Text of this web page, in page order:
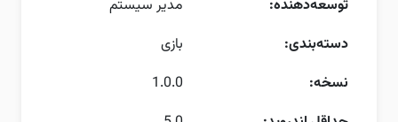
توسعه‌دهنده:
مدیر سیستم
دسته‌بندی:
بازی
نسخه:
1.0.0